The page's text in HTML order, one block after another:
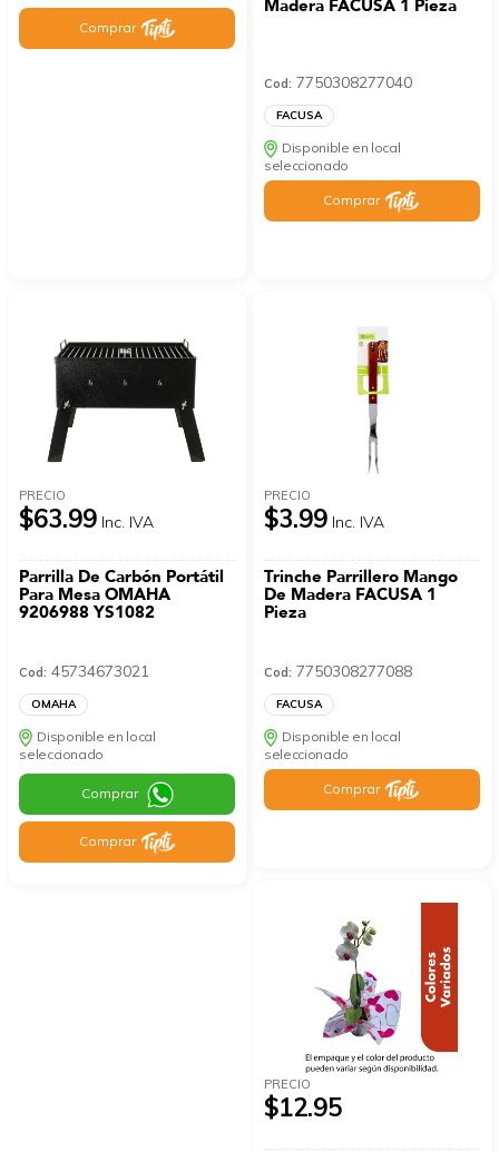
Comprar
Madera FACUSA 1 Pieza
Cod: 7750308277040
FACUSA
Disponible en local
seleccionado
Comprar
PRECIO
$63.99 Inc. IVA
Parrilla De Carbón Portátil
Para Mesa OMAHA
9206988 YS1082
Cod: 45734673021
OMAHA
Disponible en local
seleccionado
Comprar
Comprar
PRECIO
$3.99 Inc. IVA
Trinche Parrillero Mango
De Madera FACUSA 1
Pieza
Cod: 7750308277088
FACUSA
Disponible en local
seleccionado
Comprar
PRECIO
$12.95